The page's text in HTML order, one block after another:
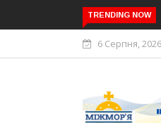
TRENDING NOW
6 Серпня, 2026